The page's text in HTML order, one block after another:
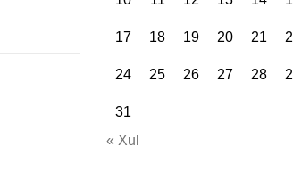
17 18 19 20 21
24 25 26 27 28
31
« Xul